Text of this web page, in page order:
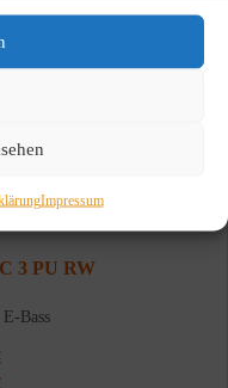
Impressum
3 PU RW
Bass
Aktueller